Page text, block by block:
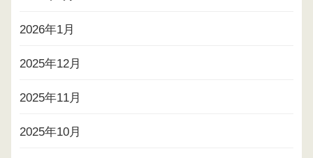
2026年1月
2025年12月
2025年11月
2025年10月